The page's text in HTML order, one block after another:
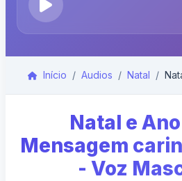
Início Audios Natal
Natal e
Mensagem
- Voz